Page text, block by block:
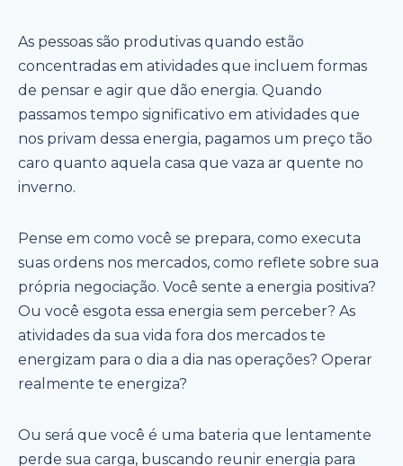
As pessoas são produtivas quando estão
concentradas em atividades que incluem formas
de pensar e agir que dão energia. Quando
passamos tempo significativo em atividades que
nos privam dessa energia, pagamos um preço tão
caro quanto aquela casa que vaza ar quente no
inverno.
Pense em como você se prepara, como executa
suas ordens nos mercados, como reflete sobre sua
própria negociação. Você sente a energia positiva?
Ou você esgota essa energia sem perceber? As
atividades da sua vida fora dos mercados te
energizam para o dia a dia nas operações? Operar
realmente te energiza?
Ou será que você é uma bateria que lentamente
perde sua carga, buscando reunir energia para